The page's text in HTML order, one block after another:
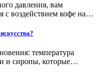
давления, вам
с воздействием кофе на…
температура
и сиропы, которые…